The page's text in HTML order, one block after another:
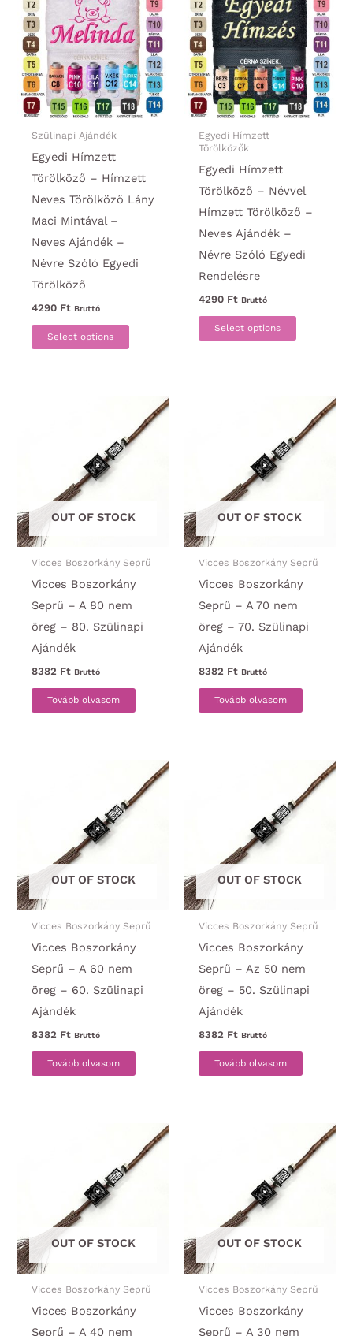
van.
A
változatok
a
termékoldalon
választhatók
van.
A
változatok
a
Szülinapi Ajándék
Egyedi Hímzett
Törölköző – Hímzett
Neves Törölköző Lány
Maci Mintával –
Neves Ajándék –
Névre Szóló Egyedi
Törölköző
4290 Ft Bruttó
Select options
Ennek
a
variációja
van.
termékoldalon
választhatók
ki
Egyedi Hímzett
Törölközők
Egyedi Hímzett
Törölköző – Névvel
Hímzett Törölköző –
Neves Ajándék –
Névre Szóló Egyedi
Rendelésre
4290 Ft Bruttó
Select options
Ennek
a
variációja
van.
A
OUT OF STOCK
Vicces Boszorkány Seprű
Vicces Boszorkány
Seprű – A 80 nem
öreg – 80. Szülinapi
Ajándék
8382 Ft Bruttó
Tovább olvasom
OUT OF STOCK
Vicces Boszorkány Seprű
Vicces Boszorkány
Seprű – A 70 nem
öreg – 70. Szülinapi
Ajándék
8382 Ft Bruttó
Tovább olvasom
OUT OF STOCK
Vicces Boszorkány Seprű
Vicces Boszorkány
Seprű – A 60 nem
öreg – 60. Szülinapi
Ajándék
8382 Ft Bruttó
Tovább olvasom
OUT OF STOCK
Vicces Boszorkány Seprű
Vicces Boszorkány
Seprű – Az 50 nem
öreg – 50. Szülinapi
Ajándék
8382 Ft Bruttó
Tovább olvasom
OUT OF STOCK
Vicces Boszorkány Seprű
Vicces Boszorkány
Seprű – A 40 nem
OUT OF STOCK
Vicces Boszorkány Seprű
Vicces Boszorkány
Seprű – A 30 nem